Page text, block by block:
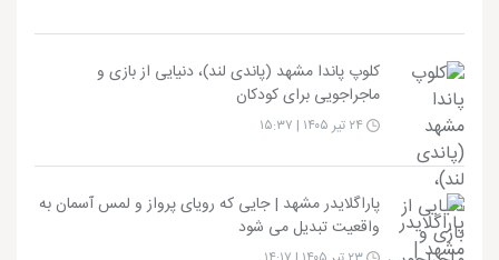
کلوپ پاندا مشهد (پاندی لند)، دنیایی از بازی و
ماجراجویی برای کودکان
پاراگلایدر مشهد | جایی که رویای پرواز و لمس آسمان به
واقعیت تبدیل می شود